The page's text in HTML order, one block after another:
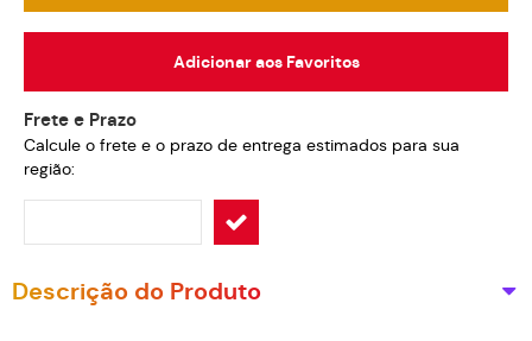
Adicionar aos Favoritos
Frete e Prazo
Calcule o frete e o prazo de entrega estimados para sua
região:
Descrição do Produto